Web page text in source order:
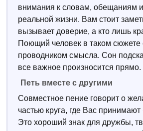
внимания к словам, обещаниям
реальной жизни. Вам стоит
вызывает доверие, а кто лишь
Поющий человек в таком сюжете
проводником смысла. Сон
все важное произносится прямо.
Петь вместе с другими
Совместное пение говорит о
частью круга, где Вас
Это хороший знак для дружбы,